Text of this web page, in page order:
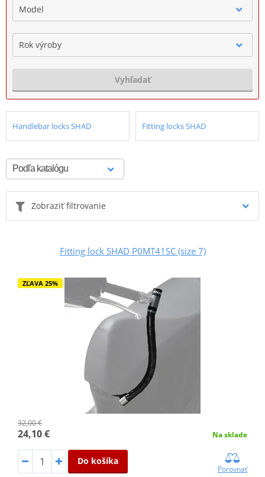
Model
Rok výroby
Vyhľadať
Handlebar locks SHAD Fitting locks SHAD
Zobraziť filtrovanie
Fitting lock SHAD P0MT41SC (size 7)
ZĽAVA 25%
32,00 €
24,10 € Na sklade
Do košíka
Porovnať